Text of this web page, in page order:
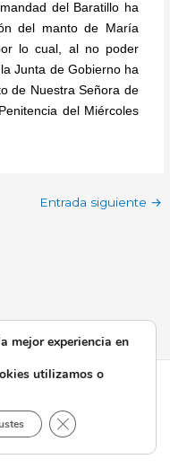
del Baratillo ha
del manto de María
lo cual, al no poder
Junta de Gobierno ha
de Nuestra Señora de
del Miércoles
Entrada siguiente →
de Triana | Funciona
WordPress
mejor experiencia en
utilizamos o
Cerrar el banner